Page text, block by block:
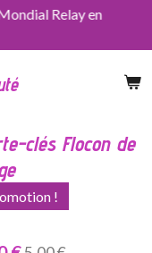
Relay en
clés Flocon de
!